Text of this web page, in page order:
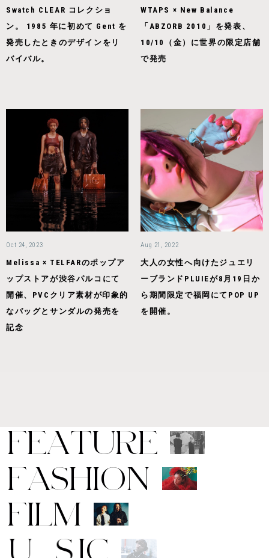
Swatch CLEAR コレクショ
ン。 1985 年に初めて Gent を
発売したときのデザインをリ
バイバル。
WTAPS × New Balance
「ABZORB 2010」を発表、
10/10（金）に世界の限定店舗
で発売
Oct 24, 2023
Melissa × TELFARのポップア
ップストアが渋谷パルコにて
開催、PVCクリア素材が印象的
なバッグとサンダルの発売を
記念
Aug 21, 2022
大人の女性へ向けたジュエリ
ーブランドPLUIEが8月19日か
ら期間限定で福岡にてPOP UP
を開催。
FEATURE
FASHION
FILM
M
USIC